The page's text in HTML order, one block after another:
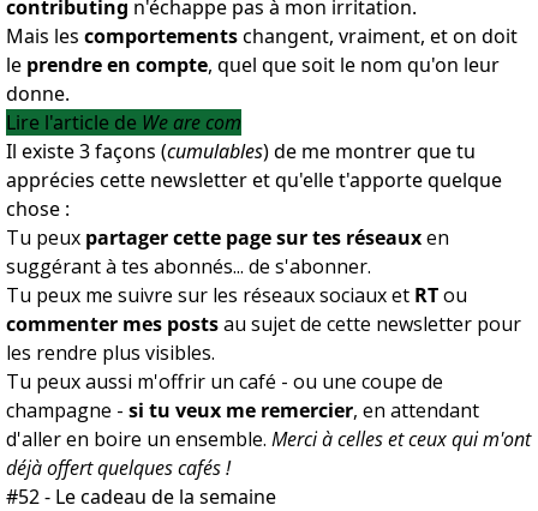
contributing n'échappe pas à mon irritation.
Mais les comportementschangent, vraiment, et on doit
le prendre en compte, quel que soit le nom qu'on leur
donne.
Lire l'article de We are com
Il existe 3 façons (cumulables) de me montrer que tu
apprécies cette newsletter et qu'elle t'apporte quelque
chose :
Tu peux partager cette page sur tes réseauxen
suggérant à tes abonnés... de s'abonner.
Tu peux me suivre sur les réseaux sociaux et RTou
commenter mes postsau sujet de cette newsletter pour
les rendre plus visibles.
Tu peux aussi m'offrir un café - ou une coupe de
champagne - si tu veux me remercier, en attendant
d'aller en boire un ensemble. Merci à celles et ceux qui m'ont
déjà offert quelques cafés !
#52 - Le cadeau de la semaine